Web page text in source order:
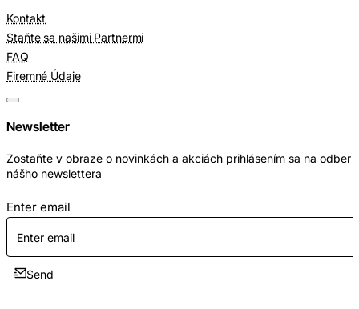
Kontakt
Staňte sa našimi Partnermi
FAQ
Firemné Údaje
Newsletter
Zostaňte v obraze o novinkách a akciách prihlásením sa na odber
nášho newslettera
Enter email
Send